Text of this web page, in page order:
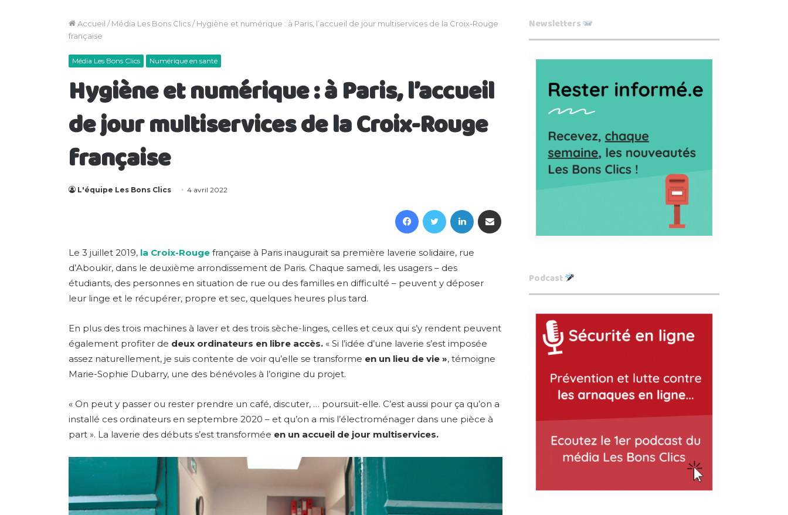
Accueil / Média Les Bons Clics/ Hygiène et numérique : à Paris, l’accueil de jour multiservices de la Croix-Rouge
française
Média Les Bons Clics Numérique en santé
Hygiène et numérique : à Paris, l’accueil
de jour multiservices de la Croix-Rouge
française
L'équipe Les Bons Clics 4 avril 2022
FacebookTwitter Linkedin
Le 3 juillet 2019, la Croix-Rouge française à Paris inaugurait sa première laverie solidaire, rue
d’Aboukir, dans le deuxième arrondissement de Paris. Chaque samedi, les usagers – des
étudiants, des personnes en situation de rue ou des familles en difficulté – peuvent y déposer
leur linge et le récupérer, propre et sec, quelques heures plus tard.
En plus des trois machines à laver et des trois sèche-linges, celles et ceux qui s’y rendent peuvent
également profiter de deux ordinateurs en libre accès. « Si l’idée d’une laverie s’est imposée
assez naturellement, je suis contente de voir qu’elle se transforme en un lieu de vie », témoigne
Marie-Sophie Dubarry, une des bénévoles à l’origine du projet.
« On peut y passer ou rester prendre un café, discuter, … poursuit-elle. C’est aussi pour ça qu’on a
installé ces ordinateurs en septembre 2020 – et qu’on a mis l’électroménager dans une pièce à
part ». La laverie des débuts s’est transformée en un accueil de jour multiservices.
Newsletters
Podcast